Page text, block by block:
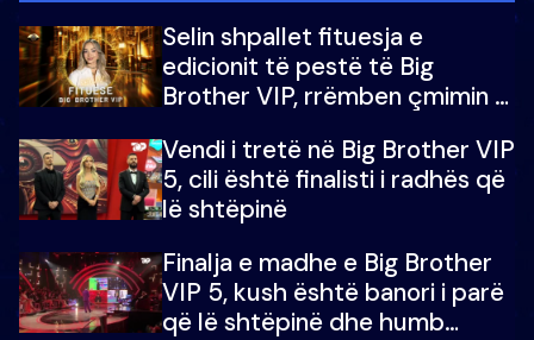
Selin shpallet fituesja e
edicionit të pestë të Big
Brother VIP, rrëmben çmimin e
Vendi i tretë në Big Brother VIP
5, cili është finalisti i radhës që
lë shtëpinë
Finalja e madhe e Big Brother
VIP 5, kush është banori i parë
që lë shtëpinë dhe humb